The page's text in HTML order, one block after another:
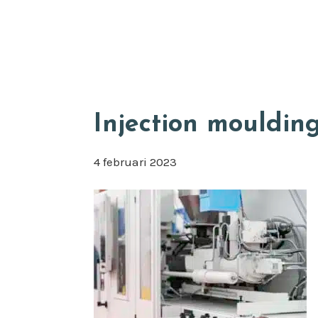
Injection
4 februari 2023